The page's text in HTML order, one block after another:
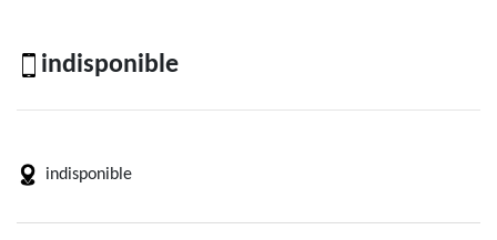
indisponible
indisponible